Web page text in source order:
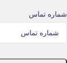
شماره تماس